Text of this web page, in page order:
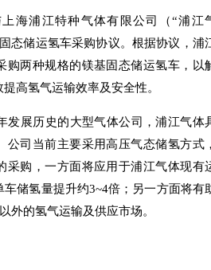
海浦江特种气体有限公司（“浦江
态储运氢车采购协议。根据协议，浦
购两种规格的镁基固态储运氢车，以
高氢气运输效率及安全性。
发展历史的大型气体公司，浦江气体
公司当前主要采用高压气态储氢方式
采购，一方面将应用于浦江气体现有
储氢量提升约3~4倍；另一方面将有
外的氢气运输及供应市场。